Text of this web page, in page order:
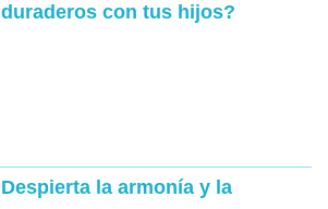
duraderos con tus hijos?
Despierta la armonía y la